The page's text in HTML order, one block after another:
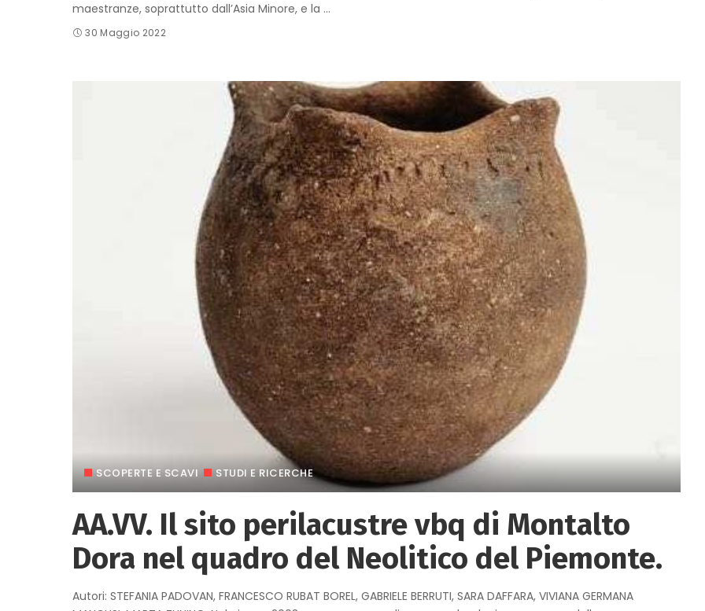
maestranze, soprattutto dall’Asia Minore, e la ...
30 Maggio 2022
SCOPERTE E SCAVI STUDI E RICERCHE
AA.VV. Il sito perilacustre vbq di Montalto
Dora nel quadro del Neolitico del Piemonte.
Autori: STEFANIA PADOVAN, FRANCESCO RUBAT BOREL, GABRIELE BERRUTI, SARA DAFFARA, VIVIANA GERMANA